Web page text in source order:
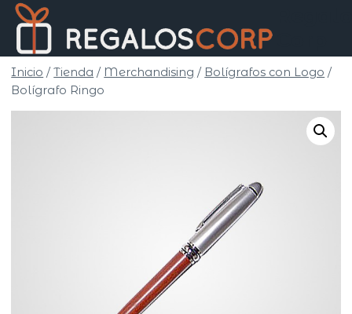
Saltar
contenido
Inicio / Tienda / Merchandising / Bolígrafos con Logo /
Bolígrafo Ringo